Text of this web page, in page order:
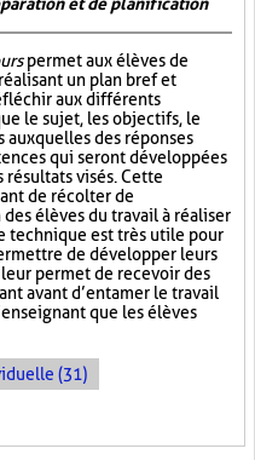
permet aux élèves de
un plan bref et
aux différents
le sujet, les objectifs, le
des réponses
qui seront développées
visés. Cette
de récolter de
élèves du travail à réaliser
technique est très utile pour
de développer leurs
permet de recevoir des
avant d’entamer le travail
que les élèves
(31)